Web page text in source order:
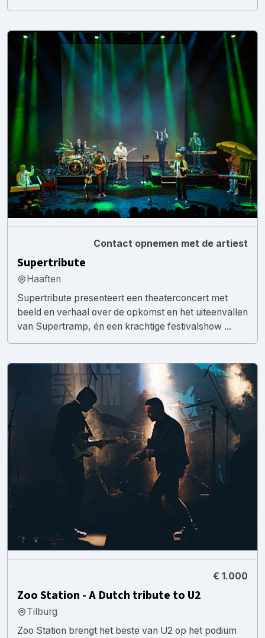
Contact opnemen met de artiest
Supertribute
Haaften
Supertribute presenteert een theaterconcert met
beeld en verhaal over de opkomst en het uiteenvallen
van Supertramp, én een krachtige festivalshow ...
€ 1.000
Zoo Station - A Dutch tribute to U2
Tilburg
Zoo Station brengt het beste van U2 op het podium